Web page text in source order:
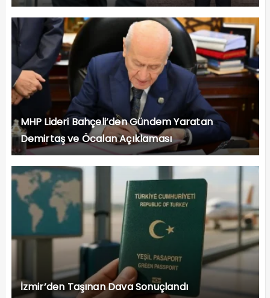
MHP Lideri Bahçeli’den Gündem Yaratan
Demirtaş ve Öcalan Açıklaması
İzmir’den Taşınan Dava Sonuçlandı